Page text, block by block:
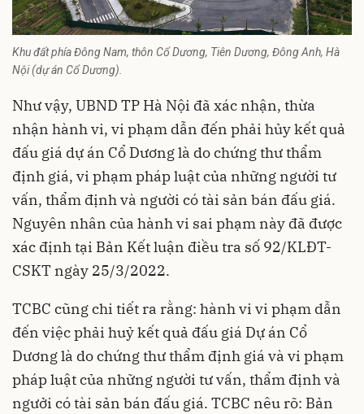
Khu đất phía Đông Nam, thôn Cổ Dương, Tiên Dương, Đông Anh, Hà
Nội (dự án Cổ Dương).
Như vậy, UBND TP Hà Nội đã xác nhận, thừa
nhận hành vi, vi phạm dẫn đến phải hủy kết quả
đấu giá dự án Cổ Dương là do chứng thư thẩm
định giá, vi phạm pháp luật của những người tư
vấn, thẩm định và người có tài sản bán đấu giá.
Nguyên nhân của hành vi sai phạm này đã được
xác định tại Bản Kết luận điều tra số 92/KLĐT-
CSKT ngày 25/3/2022.
TCBC cũng chi tiết ra rằng: hành vi vi phạm dẫn
đến việc phải huỷ kết quả đấu giá Dự án Cổ
Dương là do chứng thư thẩm định giá và vi phạm
pháp luật của những người tư vấn, thẩm định và
ngưởi có tài sản bán đấu giá. TCBC nêu rõ: Bản